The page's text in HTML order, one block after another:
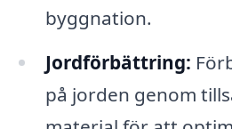
byggnation.
Jordförbättring:
på jorden genom